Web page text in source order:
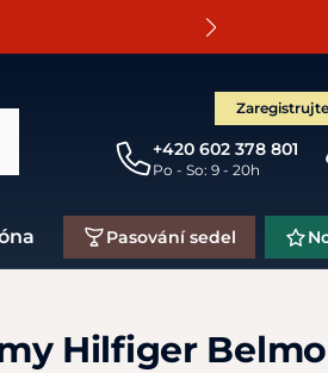
+420 602 378 801
Po - So: 9 - 20h
Pasování sedel
Hilfiger